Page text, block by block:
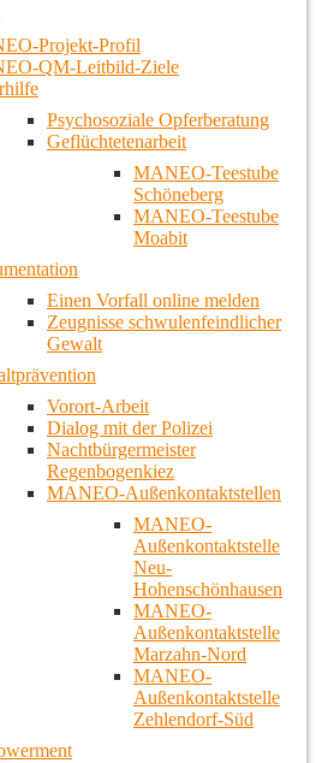
Projekt-Profil
QM-Leitbild-Ziele
Psychosoziale Opferberatung
Geflüchtetenarbeit
MANEO-Teestube
Schöneberg
MANEO-Teestube
Moabit
Einen Vorfall online melden
Zeugnisse schwulenfeindlicher
Gewalt
Vorort-Arbeit
Dialog mit der Polizei
Nachtbürgermeister
Regenbogenkiez
MANEO-Außenkontaktstellen
MANEO-
Außenkontaktstelle
Neu-
Hohenschönhausen
MANEO-
Außenkontaktstelle
Marzahn-Nord
MANEO-
Außenkontaktstelle
Zehlendorf-Süd